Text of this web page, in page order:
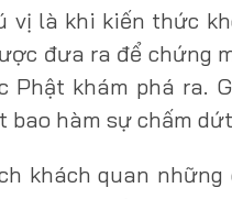
là khi kiến thức
đưa ra để chứng
khám phá ra.
hàm sự chấm
khách quan